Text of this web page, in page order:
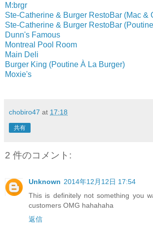
M:brgr
Ste-Catherine & Burger RestoBar (Mac &
Ste-Catherine & Burger RestoBar
Dunn's Famous
Montreal Pool Room
Main Deli
Burger King (Poutine À La Burger)
Moxie's
chobiro47 at 17:18
共有
2 件のコメント:
Unknown 2014年12月12日 17:54
This is definitely not something you
customers OMG hahahaha
返信